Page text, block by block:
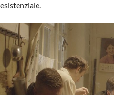
esistenziale.